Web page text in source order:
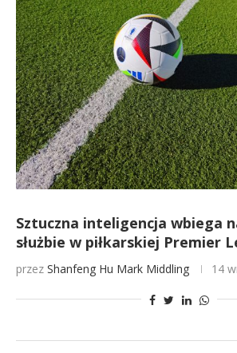
Sztuczna inteligencja wbiega
służbie w piłkarskiej Premier
przez Shanfeng Hu Mark Middling 14